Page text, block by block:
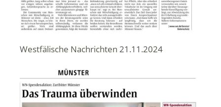
Westfälische Nachrichten 21.11.2024